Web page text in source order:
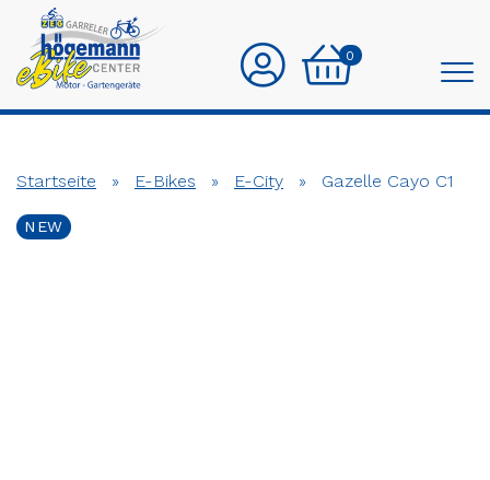
0
Startseite » E-Bikes » E-City » Gazelle Cayo C1
NEW